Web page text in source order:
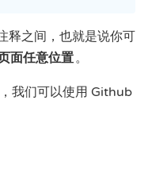
释之间，也就是说你可
面任意位置。
，我们可以使用 Github